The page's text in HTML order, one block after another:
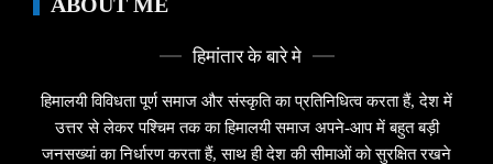
हिमांतार के बारे मे
हिमालयी विविधता पूर्ण समाज और संस्कृति का प्रतिनिधित्व करता हैं, देश में
उत्तर से लेकर पश्चिम तक का हिमालयी समाज अपने-आप में बहुत बड़ी
जनसख्यां का निर्धारण करता हैं, साथ ही देश की सीमाओं को सुरक्षित रखने